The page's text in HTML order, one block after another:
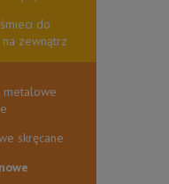
do
zewnątrz
metalowe
skręcane